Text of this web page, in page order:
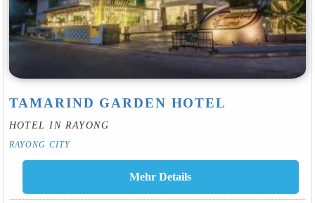
TAMARIND GARDEN HOTEL
HOTEL IN RAYONG
RAYONG CITY